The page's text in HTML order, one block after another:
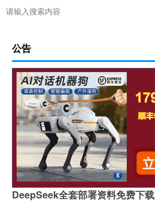
公告
DeepSeek全套部署资料免费下载